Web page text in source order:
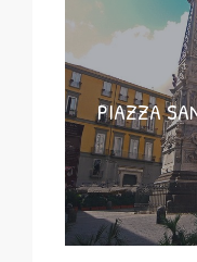
PIAZZA